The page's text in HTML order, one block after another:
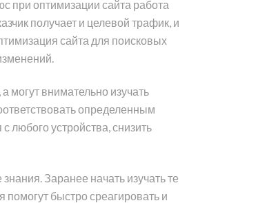
при оптимизации сайта работа
получает и целевой трафик, и
сайта для поисковых
могут внимательно изучать
определенным
любого устройства, снизить
Заранее начать изучать те
быстро среагировать и